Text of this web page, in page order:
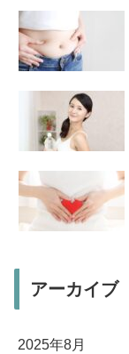
アーカイブ
2025年8月